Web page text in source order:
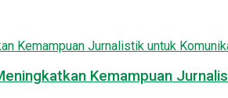
Kemampuan